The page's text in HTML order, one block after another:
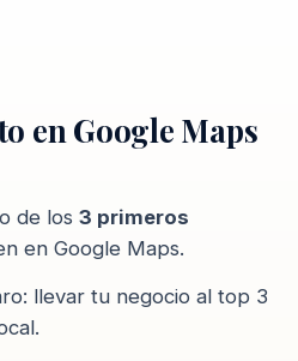
en Google Maps
de los 3 primeros
en Google Maps.
llevar tu negocio al top 3